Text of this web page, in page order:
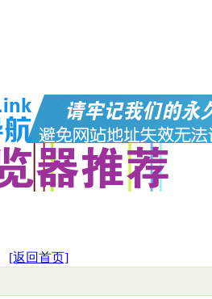
[返回首页]